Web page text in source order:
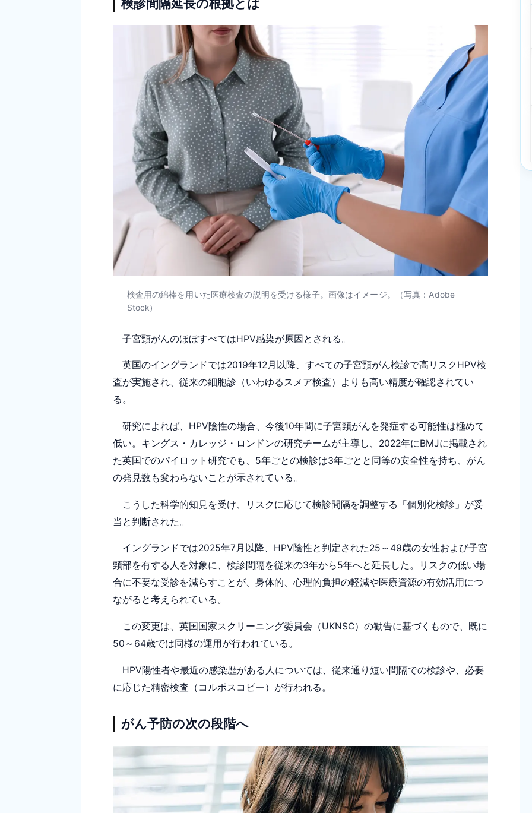
検診間隔延長の根拠とは
検査用の綿棒を用いた医療検査の説明を受ける様子。画像はイメージ。（写真：Adobe
Stock）
子宮頸がんのほぼすべてはHPV感染が原因とされる。
英国のイングランドでは2019年12月以降、すべての子宮頸がん検診で高リスクHPV検
査が実施され、従来の細胞診（いわゆるスメア検査）よりも高い精度が確認されてい
る。
研究によれば、HPV陰性の場合、今後10年間に子宮頸がんを発症する可能性は極めて
低い。キングス・カレッジ・ロンドンの研究チームが主導し、2022年にBMJに掲載され
た英国でのパイロット研究でも、5年ごとの検診は3年ごとと同等の安全性を持ち、がん
の発見数も変わらないことが示されている。
こうした科学的知見を受け、リスクに応じて検診間隔を調整する「個別化検診」が妥
当と判断された。
イングランドでは2025年7月以降、HPV陰性と判定された25～49歳の女性および子宮
頸部を有する人を対象に、検診間隔を従来の3年から5年へと延長した。リスクの低い場
合に不要な受診を減らすことが、身体的、心理的負担の軽減や医療資源の有効活用につ
ながると考えられている。
この変更は、英国国家スクリーニング委員会（UKNSC）の勧告に基づくもので、既に
50～64歳では同様の運用が行われている。
HPV陽性者や最近の感染歴がある人については、従来通り短い間隔での検診や、必要
に応じた精密検査（コルポスコピー）が行われる。
がん予防の次の段階へ